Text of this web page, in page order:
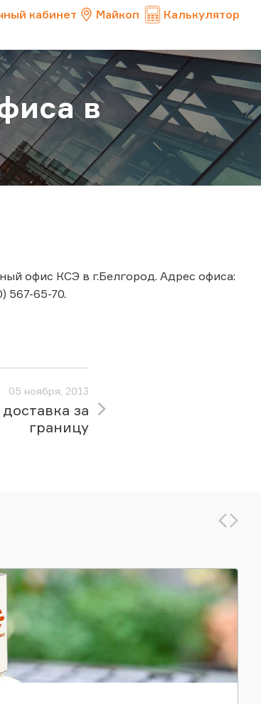
кабинет Майкоп Калькулятор
в
офис КСЭ в г.Белгород. Адрес офиса:
567-65-70.
05 ноября, 2013
за
границу